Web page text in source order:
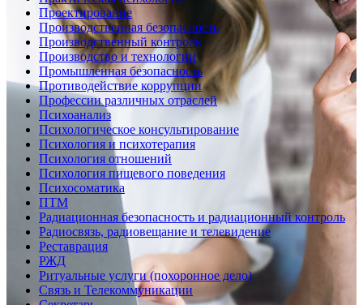
Проектирование
Производственная безопасность
Производственный контроль
Производство и технологии
Промышленная безопасность
Противодействие коррупции
Профессии различных отраслей
Психоанализ
Психологическое консультирование
Психология и психотерапия
Психология отношений
Психология пищевого поведения
Психосоматика
ПТМ
Радиационная безопасность и радиационный контроль
Радиосвязь, радиовещание и телевидение
Реставрация
РЖД
Ритуальные услуги (похоронное дело)
Связь и Телекоммуникации